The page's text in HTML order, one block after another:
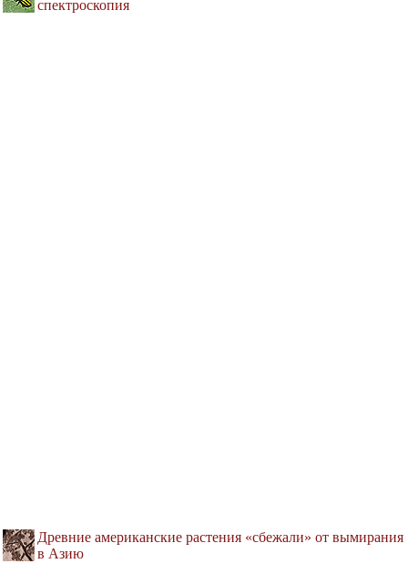
спектроскопия
Древние американские растения «сбежали» от вымирания
в Азию